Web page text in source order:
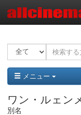
メニュー
ワン・ルェン
別名